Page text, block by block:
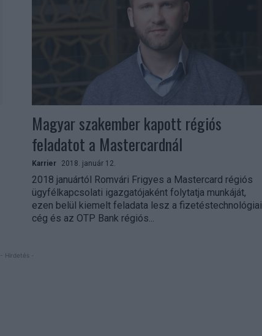
Magyar szakember kapott régiós
feladatot a Mastercardnál
Karrier 2018. január 12.
2018 januártól Romvári Frigyes a Mastercard régiós
ügyfélkapcsolati igazgatójaként folytatja munkáját,
ezen belül kiemelt feladata lesz a fizetéstechnológiai
cég és az OTP Bank régiós...
- Hirdetés -